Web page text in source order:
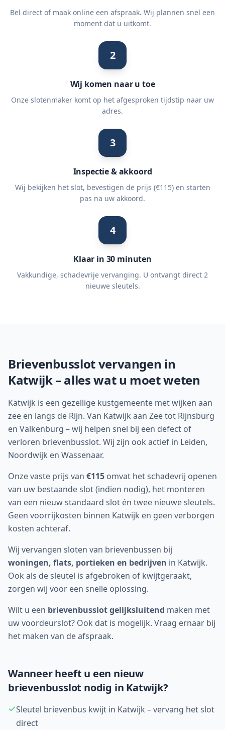
Bel direct of maak online een afspraak. Wij plannen snel een
moment dat u uitkomt.
2
Wij komen naar u toe
Onze slotenmaker komt op het afgesproken tijdstip naar uw
adres.
3
Inspectie & akkoord
Wij bekijken het slot, bevestigen de prijs (€115) en starten
pas na uw akkoord.
4
Klaar in 30 minuten
Vakkundige, schadevrije vervanging. U ontvangt direct 2
nieuwe sleutels.
Brievenbusslot vervangen in
Katwijk– alles wat u moet weten
Katwijk is een gezellige kustgemeente met wijken aan
zee en langs de Rijn. Van Katwijk aan Zee tot Rijnsburg
en Valkenburg – wij helpen snel bij een defect of
verloren brievenbusslot. Wij zijn ook actief in Leiden,
Noordwijk en Wassenaar.
Onze vaste prijs van €115 omvat het schadevrij openen
van uw bestaande slot (indien nodig), het monteren
van een nieuw standaard slot én twee nieuwe sleutels.
Geen voorrijkosten binnen Katwijk en geen verborgen
kosten achteraf.
Wij vervangen sloten van brievenbussen bij
woningen, flats, portieken en bedrijven in Katwijk.
Ook als de sleutel is afgebroken of kwijtgeraakt,
zorgen wij voor een snelle oplossing.
Wilt u een brievenbusslot gelijksluitend maken met
uw voordeurslot? Ook dat is mogelijk. Vraag ernaar bij
het maken van de afspraak.
Wanneer heeft u een nieuw
brievenbusslot nodig in Katwijk?
Sleutel brievenbus kwijt in Katwijk – vervang het slot
direct